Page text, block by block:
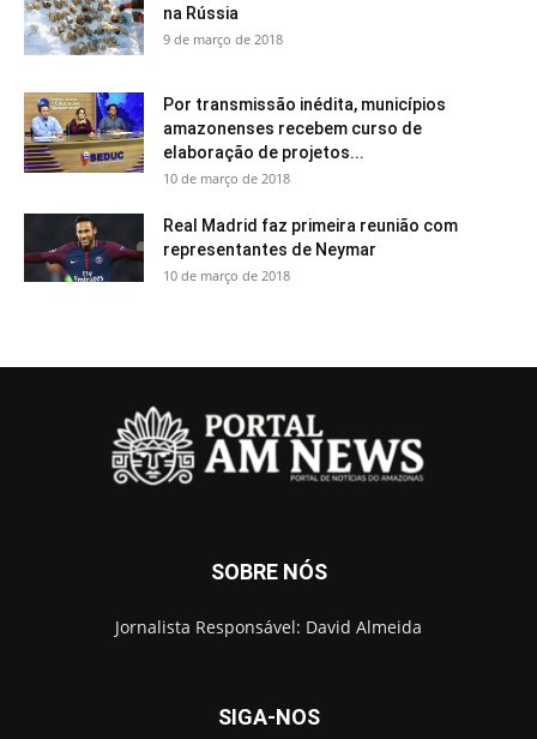
na Rússia
9 de março de 2018
Por transmissão inédita, municípios
amazonenses recebem curso de
elaboração de projetos...
10 de março de 2018
Real Madrid faz primeira reunião com
representantes de Neymar
10 de março de 2018
SOBRE NÓS
Jornalista Responsável: David Almeida
SIGA-NOS